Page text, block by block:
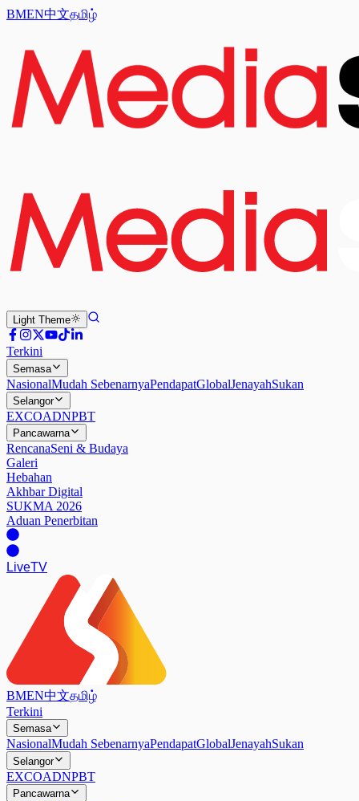
BMEN中文தமிழ்
Light Theme
Terkini
Semasa
NasionalMudah SebenarnyaPendapatGlobalJenayahSukan
Selangor
EXCOADNPBT
Pancawarna
RencanaSeni & Budaya
Galeri
Hebahan
Akhbar Digital
SUKMA 2026
Aduan Penerbitan
LiveTV
BMEN中文தமிழ்
Terkini
Semasa
NasionalMudah SebenarnyaPendapatGlobalJenayahSukan
Selangor
EXCOADNPBT
Pancawarna